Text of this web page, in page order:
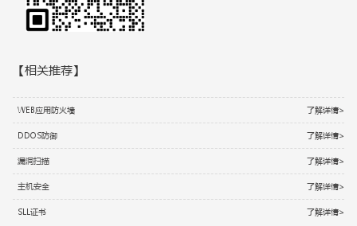
【相关推荐】
WEB应用防火墙 了解详情>
DDOS防御 了解详情>
漏洞扫描 了解详情>
主机安全 了解详情>
SLL证书 了解详情>